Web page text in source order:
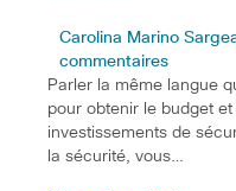
Carolina Marino
commentaires
Parler la même langue
pour obtenir le budget
investissements de
la sécurité, vous…